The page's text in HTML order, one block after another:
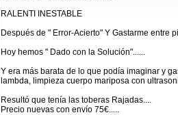
RALENTI INESTABLE
Después de " Error-Acierto" Y Gastarme entre
Hoy hemos " Dado con la Solución"......
Y era más barata de lo que podía imaginar y
lambda, limpieza cuerpo mariposa con
Resultó que tenía las toberas Rajadas....
Precio nuevas con envío 75€.....